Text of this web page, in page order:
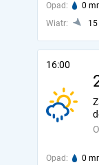
Opad: 0
Wiatr:
16:00
Opad: 0